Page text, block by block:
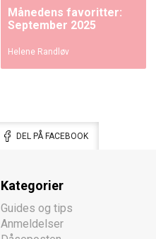
Månedens favoritter:
September 2025
Helene Randløv
DEL PÅ FACEBOOK
Kategorier
Guides og tips
Anmeldelser